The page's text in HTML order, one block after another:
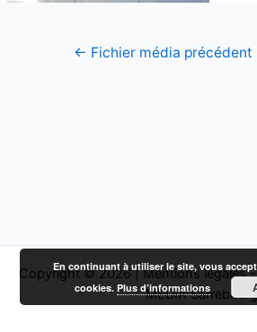
← Fichier média précédent
Copyright © 2026 |Mentions légales -
MEDIA Sarrebourg
En continuant à utiliser le site, vous
cookies.Plus d’informations